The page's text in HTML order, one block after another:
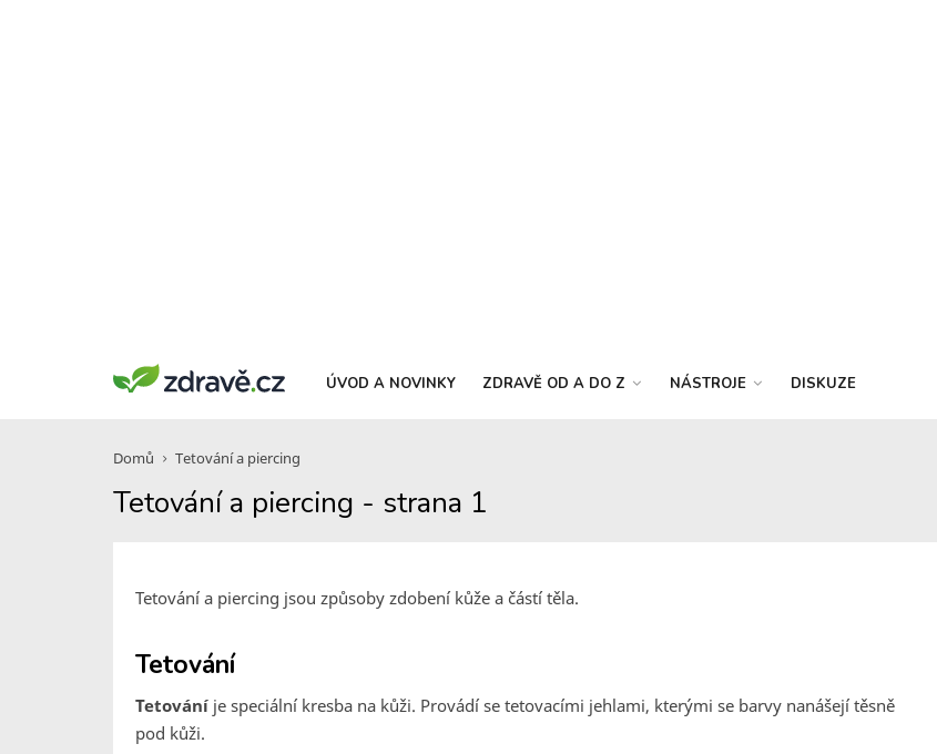
ÚVOD A NOVINKY ZDRAVĚ OD A DO Z NÁSTROJE DISKUZE
Domů Tetování a piercing
Tetování a piercing - strana 1
Tetování a piercing jsou způsoby zdobení kůže a částí těla.
Tetování
Tetování je speciální kresba na kůži. Provádí se tetovacími jehlami, kterými se barvy nanášejí těsně
pod kůži.